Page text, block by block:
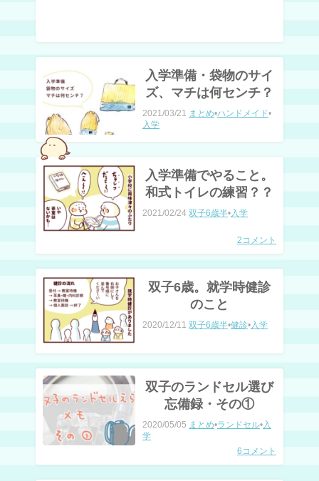
入学準備・袋物のサイ
ズ、マチは何センチ？
2021/03/21 まとめ•ハンドメイド•
入学
入学準備でやること。
和式トイレの練習？？
2021/02/24 双子6歳半•入学
2コメント
双子6歳。就学時健診
のこと
2020/12/11 双子6歳半•健診•入学
双子のランドセル選び
忘備録・その①
2020/05/05 まとめ•ランドセル• 入
学
6コメント